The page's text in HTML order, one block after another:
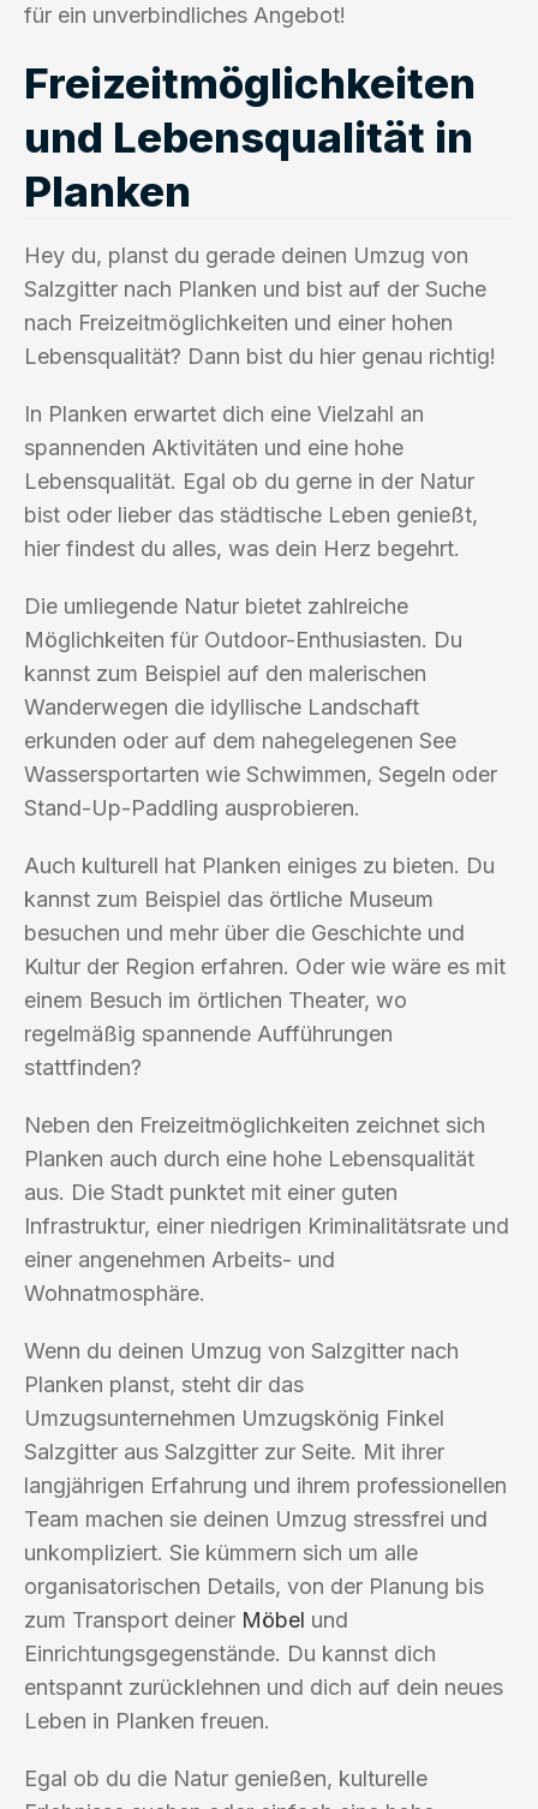
für ein unverbindliches Angebot!
Freizeitmöglichkeiten
und Lebensqualität in
Planken
Hey du, planst du gerade deinen Umzug von
Salzgitter nach Planken und bist auf der Suche
nach Freizeitmöglichkeiten und einer hohen
Lebensqualität? Dann bist du hier genau richtig!
In Planken erwartet dich eine Vielzahl an
spannenden Aktivitäten und eine hohe
Lebensqualität. Egal ob du gerne in der Natur
bist oder lieber das städtische Leben genießt,
hier findest du alles, was dein Herz begehrt.
Die umliegende Natur bietet zahlreiche
Möglichkeiten für Outdoor-Enthusiasten. Du
kannst zum Beispiel auf den malerischen
Wanderwegen die idyllische Landschaft
erkunden oder auf dem nahegelegenen See
Wassersportarten wie Schwimmen, Segeln oder
Stand-Up-Paddling ausprobieren.
Auch kulturell hat Planken einiges zu bieten. Du
kannst zum Beispiel das örtliche Museum
besuchen und mehr über die Geschichte und
Kultur der Region erfahren. Oder wie wäre es mit
einem Besuch im örtlichen Theater, wo
regelmäßig spannende Aufführungen
stattfinden?
Neben den Freizeitmöglichkeiten zeichnet sich
Planken auch durch eine hohe Lebensqualität
aus. Die Stadt punktet mit einer guten
Infrastruktur, einer niedrigen Kriminalitätsrate und
einer angenehmen Arbeits- und
Wohnatmosphäre.
Wenn du deinen Umzug von Salzgitter nach
Planken planst, steht dir das
Umzugsunternehmen Umzugskönig Finkel
Salzgitter aus Salzgitter zur Seite. Mit ihrer
langjährigen Erfahrung und ihrem professionellen
Team machen sie deinen Umzug stressfrei und
unkompliziert. Sie kümmern sich um alle
organisatorischen Details, von der Planung bis
zum Transport deiner Möbel und
Einrichtungsgegenstände. Du kannst dich
entspannt zurücklehnen und dich auf dein neues
Leben in Planken freuen.
Egal ob du die Natur genießen, kulturelle